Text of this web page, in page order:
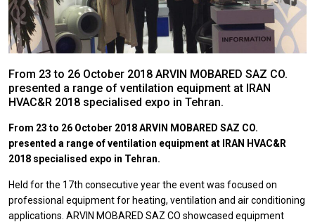
From 23 to 26 October 2018 ARVIN MOBARED SAZ CO.
presented a range of ventilation equipment at IRAN
HVAC&R 2018 specialised expo in Tehran.
From 23 to 26 October 2018 ARVIN MOBARED SAZ CO.
presented a range of ventilation equipment at IRAN HVAC&R
2018 specialised expo in Tehran.
Held for the 17th consecutive year the event was focused on
professional equipment for heating, ventilation and air conditioning
applications. ARVIN MOBARED SAZ CO showcased equipment